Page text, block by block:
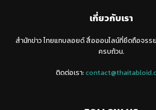
เกี่ยวกับเรา
สำนักข่าว ไทยแทบลอยด์ สื่อออนไลน์ที่ยึดถือจร
ครบถ้วน.
ติดต่อเรา: